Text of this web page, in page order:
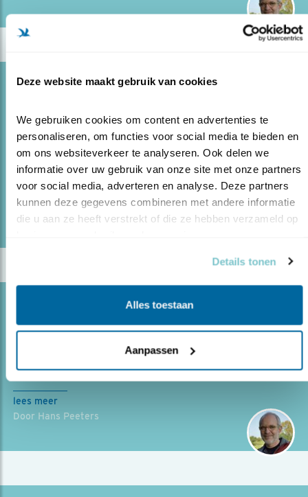
Deze website maakt gebruik van cookies
We gebruiken cookies om content en advertenties te
personaliseren, om functies voor social media te bieden en
om ons websiteverkeer te analyseren. Ook delen we
informatie over uw gebruik van onze site met onze partners
voor social media, adverteren en analyse. Deze partners
kunnen deze gegevens combineren met andere informatie
die u aan ze heeft verstrekt of die ze hebben verzameld op
Details tonen
Alles toestaan
Aanpassen
Blog
27.03.20 Goed voor insecten, vogels, zoogdieren én het
milieu.
lees meer
Door Wil Leurs
EEKHOORN AAN DE ONTBIJTTAFEL
Een prachtige natuurtuin én ‘genietrecht’!
lees meer
Door Hans Peeters